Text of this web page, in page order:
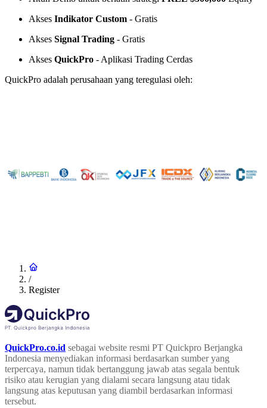
Akses Indikator Custom - Gratis
Akses Signal Trading - Gratis
Akses QuickPro - Aplikasi Trading Cerdas
QuickPro adalah perusahaan yang teregulasi oleh:
/
Register
QuickPro.co.id sebagai website resmi PT Quickpro Berjangka
Indonesia menyediakan informasi berdasarkan sumber yang
terpercaya, namun tidak bertanggung jawab atas segala bentuk
risiko atau kerugian yang dialami secara langsung atau tidak
langsung atas keputusan yang diambil berdasarkan informasi
tersebut.